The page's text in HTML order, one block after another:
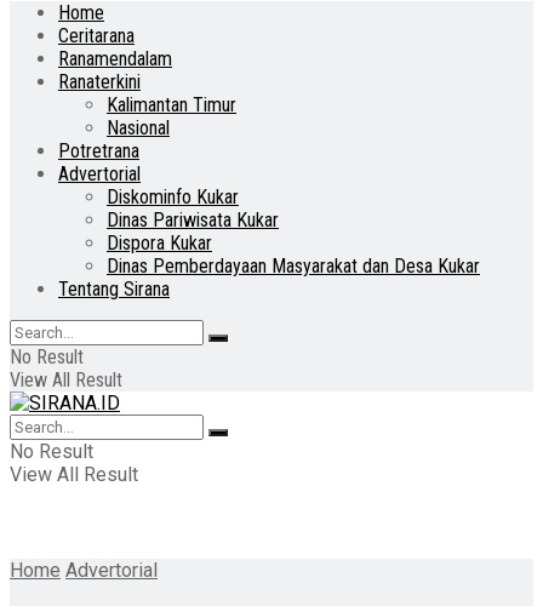
Home
Ceritarana
Ranamendalam
Ranaterkini
Kalimantan Timur
Nasional
Potretrana
Advertorial
Diskominfo Kukar
Dinas Pariwisata Kukar
Dispora Kukar
Dinas Pemberdayaan Masyarakat dan Desa Kukar
Tentang Sirana
No Result
View All Result
No Result
View All Result
Home Advertorial